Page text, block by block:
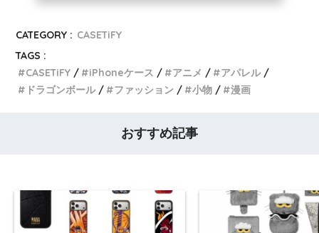
CATEGORY : CASETiFY
TAGS :
CASETiFY
iPhoneケース アニメ
アパレル
ドラゴンボール
ファッション 小物 漫画
おすすめ記事